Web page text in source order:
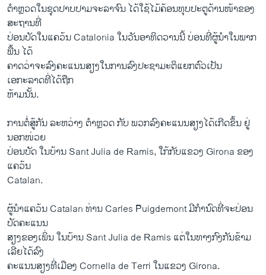
ລາຍການກະຈາຍສຽງ
ລາຍງານ
ຕິດຕາມພວກເຮົາ ທີ່
ພາສາຕ່າງໆ
ຕຳຫຼວດໃນຊຸດປາບປາມຈະລາຈົນ ໄດ້ໃຊ້ໄມ້ຄ້ອນທຸບປະຕູດ້ານໜ້າຂອງ
ສະຖານທີ່
ປ່ອນບັດໃນແຄວ້ນ Catalonia ໃນວັນອາທິດວານນີ້ ບ່ອນທີ່ຜູ້ນຳໃນພາກ
ພື້ນ ໄດ້
ຄາດວ່າຈະລົງຄະແນນສຽງໃນການລົງປະຊາມະຕິແຍກຕົວເປັນ
ເອກະລາດທີ່ໄດ້ຖືກ
ຫ້າມນັ້ນ.
ການຕໍ່ສູ້ກັນ ລະຫວ່າງ ຕຳຫຼວດ ກັບ ພວກລົງຄະແນນສຽງໄດ້ເກີດຂຶ້ນ ຢູ່
ນອກໜ່ວຍ
ປ່ອນບັດ ໃນບ້ານ Sant Julia de Ramis, ໃກ້ກັບແຂວງ Girona ຂອງ
ແຄວ້ນ
Catalan.
ຜູ້ນຳແຄວ້ນ Catalan ທ່ານ Carles Puigdemont ມີກຳນົດທີ່ຈະປ່ອນ
ບັດຄະແນນ
ສຽງຂອງເພິ່ນ ໃນບ້ານ Sant Julia de Ramis ແຕ່ໃນທາງກົງກັນຂ້າມ
ເລີຍໄດ້ລົງ
ຄະແນນສຽງທີ່ເມືອງ Cornella de Terri ໃນແຂວງ Girona.